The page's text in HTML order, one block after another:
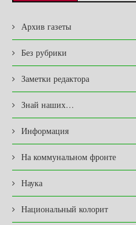
Архив газеты
Без рубрики
Заметки редактора
Знай наших…
Информация
На коммунальном фронте
Наука
Национальный колорит